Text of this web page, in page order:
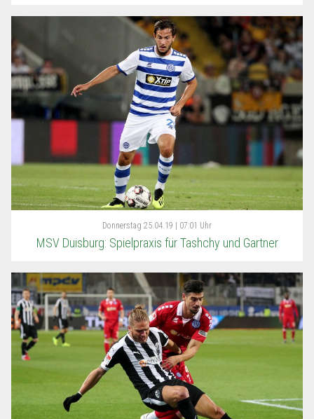
Donnerstag 25.04.19 | 07:01 Uhr
MSV Duisburg: Spielpraxis für Tashchy und Gartner